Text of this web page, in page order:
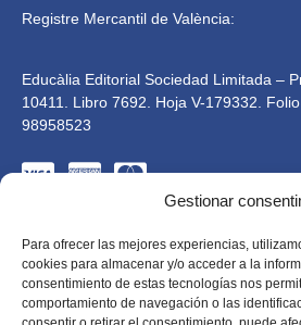
Gestionar
Para ofrecer las mejores experiencias,
cookies para almacenar y/o acceder a la
consentimiento de estas tecnologías nos
comportamiento de navegación o las
Registre Mercantil de València:
Educàlia Editorial Sociedad Limitada –
10411. Libro 7692. Hoja V-179332.
98958523
Educàlia Editorial S.L. està adaptada
CE, RGPD i LOPD. 2023 . Tots els drets
Dissenyat per Mkolid